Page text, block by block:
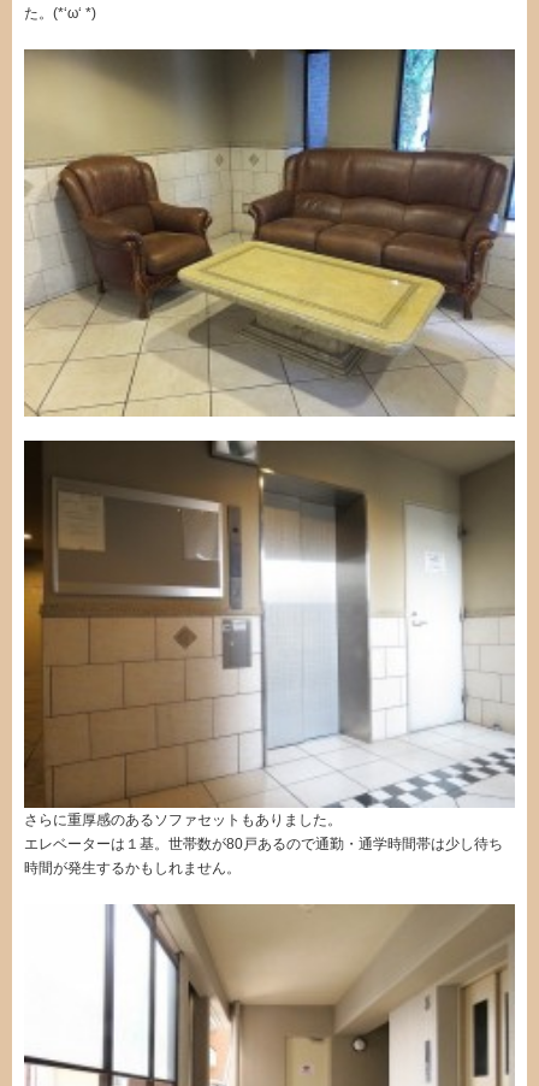
た。(*‘ω‘ *)
さらに重厚感のあるソファセットもありました。
エレベーターは１基。世帯数が80戸あるので通勤・通学時間帯は少し待ち
時間が発生するかもしれません。